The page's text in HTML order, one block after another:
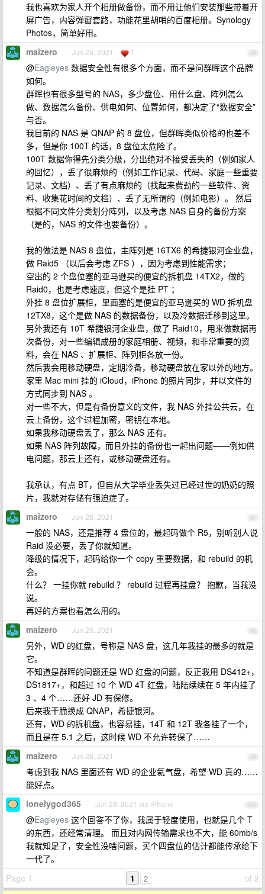
我也喜欢为家人开个相册做备份，而不用让他们安装那些带着开
屏广告，内容弹窗套路，功能花里胡哨的百度相册。Synology
Photos，简单好用。
96
maizero Jun 28, 2021 1
@Eagleyes 数据安全性有很多个方面，而不是问群晖这个品牌
如何。
群晖也有很多型号的 NAS，多少盘位、用什么盘、阵列怎么
做、数据怎么备份、供电如何、位置如何，都决定了“数据安全”
与否。
我目前的 NAS 是 QNAP 的 8 盘位，但群晖类似价格的也差不
多，但是你 100T 的话，8 盘位太危险了。
100T 数据你得先分类分级，分出绝对不接受丢失的（例如家人
的回忆），丢了很麻烦的（例如工作记录、代码、家庭一些重要
记录、文档）、丢了有点麻烦的（找起来费劲的一些软件、资
料、收集花时间的文档）、丢了无所谓的（例如电影）。 然后
根据不同文件分类划分阵列，以及考虑 NAS 自身的备份方案
（是的，NAS 的文件也要备份）。
我的做法是 NAS 8 盘位，主阵列是 16TX6 的希捷银河企业盘，
做 Raid5 （以后会考虑 ZFS ），因为考虑到性能需求；
空出的 2 个盘位塞的亚马逊买的便宜的拆机盘 14TX2，做的
Raid0，也是考虑速度，但这个是挂 PT ；
外挂 8 盘位扩展柜，里面塞的是便宜的亚马逊买的 WD 拆机盘
12TX8，这个是做 NAS 的数据备份，以及冷数据迁移到这里。
另外我还有 10T 希捷银河企业盘，做了 Raid10，用来做数据再
次备份，对一些编辑成册的家庭相册、视频，和非常重要的资
料，会在 NAS 、扩展柜、阵列柜各放一份。
然后我会用移动硬盘，定期冷备，移动硬盘放在家以外的地方。
家里 Mac mini 挂的 iCloud，iPhone 的照片同步，并以文件的
方式同步到 NAS 。
对一些不大，但是有备份意义的文件，我 NAS 外挂公共云，在
云上备份，这个过程加密，密钥在本地。
如果我移动硬盘丢了，那么 NAS 还有。
如果 NAS 阵列故障，而且外挂的备份也一起出问题——例如供
电问题，那云上还有，或移动硬盘还有。
我承认，有点 BT，但自从大学毕业丢失过已经过世的奶奶的照
片，我就对存储有强迫症了。
97
maizero Jun 28, 2021
一般的 NAS，还是推荐 4 盘位的，最起码做个 R5，别听别人说
Raid 没必要，丢了你就知道。
降级的情况下，起码给你一个 copy 重要数据，和 rebuild 的机
会。
什么？ 一挂你就 rebuild ？ rebuild 过程再挂盘？ 抱歉，当我没
说。
再好的方案也看怎么用的。
98
maizero Jun 28, 2021
另外，WD 的红盘，号称是 NAS 盘，这几年我挂的最多的就是
它。
不知道是群晖的问题还是 WD 红盘的问题，反正我用 DS412+，
DS1817+，和超过 10 个 WD 4T 红盘，陆陆续续在 5 年内挂了
3 、4 个……还好 JD 有保修。
后来我干脆换成 QNAP，希捷银河。
还有，WD 的拆机盘，也容易挂，14T 和 12T 我各挂了一个，
而且是在 5.1 之后，这时候 WD 不允许转保了……
99
maizero Jun 28, 2021
考虑到我 NAS 里面还有 WD 的企业氦气盘，希望 WD 真的……
能好点。
100
lonelygod365 Jun 28, 2021 via iPhone
@Eagleyes 这个回答不了你，我属于轻度使用，也就是几个 T
的东西，还经常清理。 而且对内网传输需求也不大，能 60mb/s
我就知足了，安全性没啥问题，买个四盘位的估计都能传承给下
一代了。
Page 1
of 2
1 2